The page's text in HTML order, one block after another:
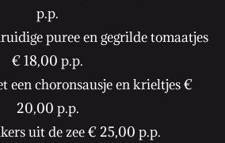
p.p.
puree en gegrilde tomaatjes
€ 18,00 p.p.
een choronsausje en krieltjes €
20,00 p.p.
uit de zee € 25,00 p.p.